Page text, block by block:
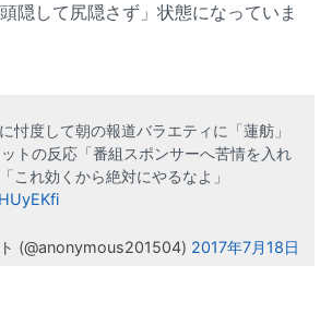
隠して尻隠さず」状態になっていま
忖度して朝の報道バラエティに「蓮舫」
トの反応「番組スポンサーへ苦情を入れ
これ効くから絶対にやるなよ」
(@anonymous201504) 2017年7月18日